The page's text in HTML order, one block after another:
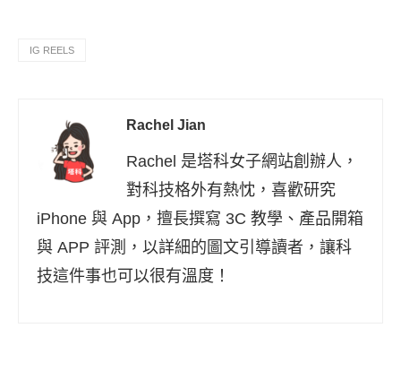
IG REELS
Rachel Jian
Rachel 是塔科女子網站創辦人，
對科技格外有熱忱，喜歡研究
iPhone 與 App，擅長撰寫 3C 教學、產品開箱
與 APP 評測，以詳細的圖文引導讀者，讓科
技這件事也可以很有溫度！